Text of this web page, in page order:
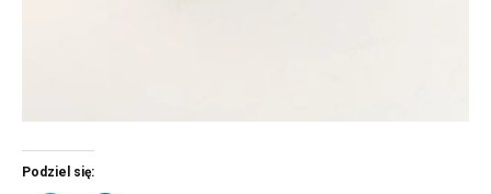
Podziel się: